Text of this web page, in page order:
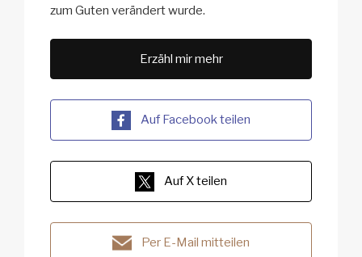
zum Guten verändert wurde.
Erzähl mir mehr
Auf Facebook teilen
Auf X teilen
Per E-Mail mitteilen